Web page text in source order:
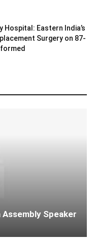
Hospital: Eastern India’s
Surgery on 87-
Speaker